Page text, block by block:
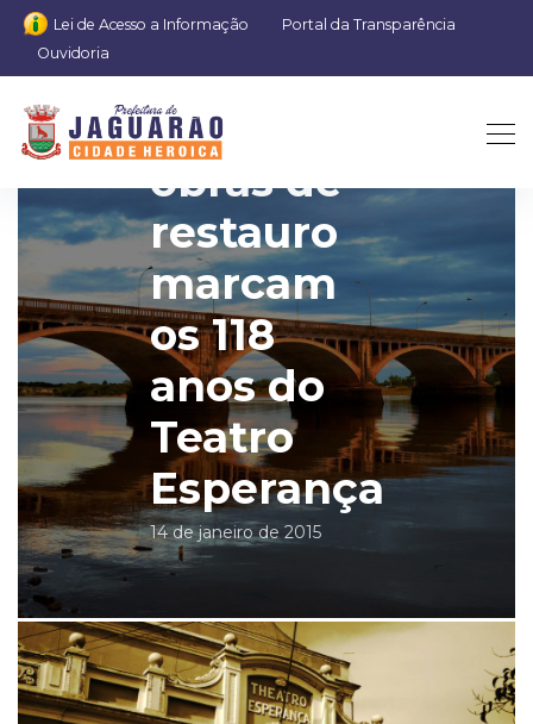
Lei de Acesso a Informação
Portal da Transparência
Ouvidoria
Visitas às
obras de
restauro
marcam
os 118
anos do
Teatro
Esperança
14 de janeiro de 2015